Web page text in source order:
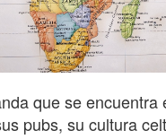
que se encuentra
pubs, su cultura